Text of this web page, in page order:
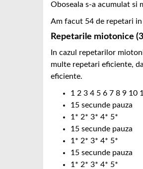
Oboseala s-a acumulat si
Am facut 54 de repetari
Repetarile miotonice
In cazul repetarilor
multe repetari eficiente,
eficiente.
1 2 3 4 5 6 7 8 9 10
15 secunde pauza
1* 2* 3* 4* 5*
15 secunde pauza
1* 2* 3* 4* 5*
15 secunde pauza
1* 2* 3* 4* 5*